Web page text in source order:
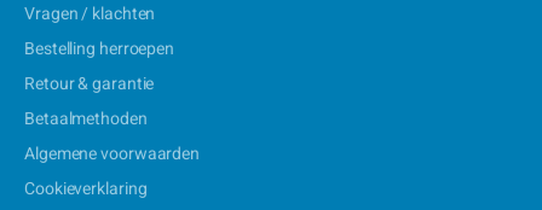
Vragen / klachten
Bestelling herroepen
Retour & garantie
Betaalmethoden
Algemene voorwaarden
Cookieverklaring